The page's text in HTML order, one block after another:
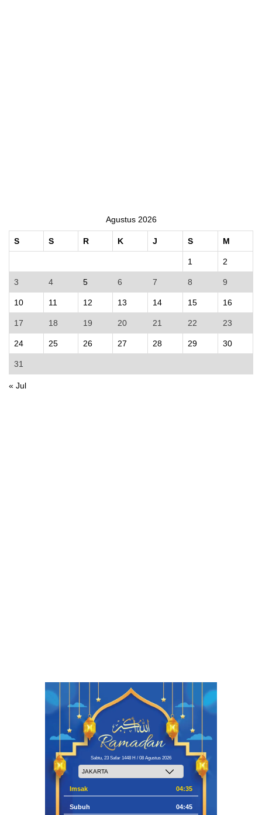
Agustus 2026
S S R K J S M
1 2
3 4 5 6 7 8 9
10 11 12 13 14 15 16
17 18 19 20 21 22 23
24 25 26 27 28 29 30
31
« Jul
Sabtu, 23 Safar 1448 H / 08 Agustus 2026
Imsak 04:35
Subuh 04:45